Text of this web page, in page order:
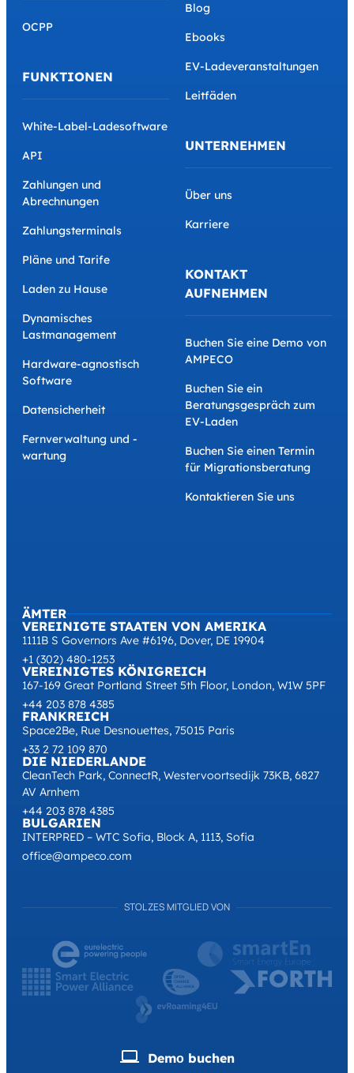
ÄMTER
VEREINIGTE STAATEN VON AMERIKA
1111B S Governors Ave #6196, Dover, DE 19904
+1 (302) 480-1253
VEREINIGTES KÖNIGREICH
167-169 Great Portland Street 5th Floor, London, W1W 5PF
+44 203 878 4385
FRANKREICH
Space2Be, Rue Desnouettes, 75015 Paris
+33 2 72 109 870
DIE NIEDERLANDE
CleanTech Park, ConnectR, Westervoortsedijk 73KB, 6827
AV Arnhem
+44 203 878 4385
BULGARIEN
INTERPRED – WTC Sofia, Block A, 1113, Sofia
office@ampeco.com
OCPP
FUNKTIONEN
White-Label-Ladesoftware
API
Zahlungen und
Abrechnungen
Zahlungsterminals
Pläne und Tarife
Laden zu Hause
Dynamisches
Lastmanagement
Hardware-agnostisch
Software
Datensicherheit
Fernverwaltung und -
wartung
Blog
Ebooks
EV-Ladeveranstaltungen
Leitfäden
UNTERNEHMEN
Über uns
Karriere
KONTAKT
AUFNEHMEN
Buchen Sie eine Demo von
AMPECO
Buchen Sie ein
Beratungsgespräch zum
EV-Laden
Buchen Sie einen Termin
für Migrationsberatung
Kontaktieren Sie uns
STOLZES MITGLIED VON
Demо buchen